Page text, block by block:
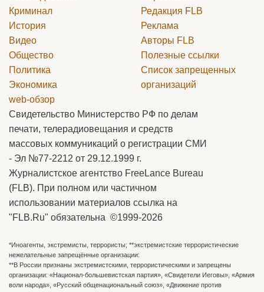
Криминал
История
Видео
Общество
Политика
Экономика
web-обзор
Редакция FLB
Реклама
Авторы FLB
Полезные ссылки
Список запрещенных
организаций
Свидетельство Министерство РФ по делам
печати, телерадиовещания и средств
массовых коммуникаций о регистрации СМИ
- Эл №77-2212 от 29.12.1999 г.
Журналистское агентство FreeLance Bureau
(FLB). При полном или частичном
использовании материалов ссылка на
"FLB.Ru" обязательна ©1999-2026
*Иноагенты, экстремисты, террористы; **экстремистские террористические
нежелательные запрещённые организации:
**В России признаны экстремистскими, террористическими и запрещены
организации: «Национал-большевистская партия», «Свидетели Иеговы», «Армия
воли народа», «Русский общенациональный союз», «Движение против